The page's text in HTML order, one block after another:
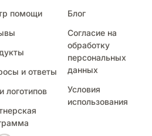
помощи
и ответы
логотипов
Блог
Согласие на
обработку
персональных
данных
Условия
использования